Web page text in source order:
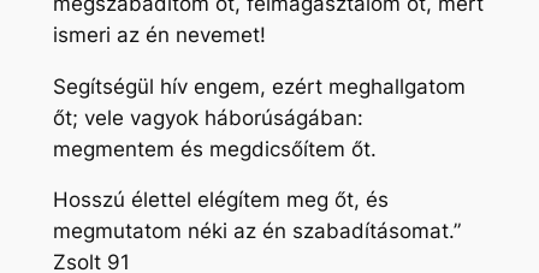
ismeri az én nevemet!
Segítségül hív engem, ezért meghallgatom
őt; vele vagyok háborúságában:
megmentem és megdicsőítem őt.
Hosszú élettel elégítem meg őt, és
megmutatom néki az én szabadításomat.”
Zsolt 91